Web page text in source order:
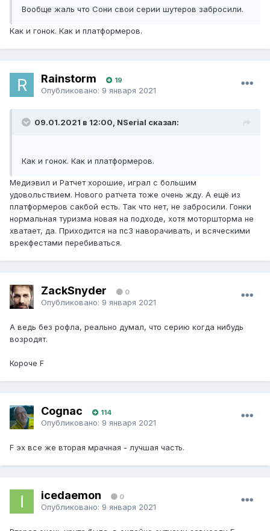
Вообще жаль что Сони свои серии шутеров забросили.
Как и гонок. Как и платформеров.
Rainstorm 19
Опубликовано: 9 января 2021
09.01.2021 в 12:00, NSerial сказал:
Как и гонок. Как и платформеров.
Медиэвил и Ратчет хорошие, играл с большим
удовольствием. Нового ратчета тоже очень жду. А ещё из
платформеров сакбой есть. Так что нет, не забросили. Гонки
нормальная туризма новая на подходе, хотя моторшторма не
хватает, да. Приходится на пс3 наворачивать, и всяческими
врекфестами перебиваться.
ZackSnyder 0
Опубликовано: 9 января 2021
А ведь без рофла, реально думал, что серию когда нибудь
возродят.
Короче F
Cognac 114
Опубликовано: 9 января 2021
F эх все же вторая мрачная - лучшая часть.
icedaemon 0
Опубликовано: 9 января 2021